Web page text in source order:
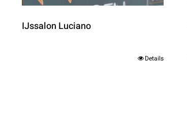
IJssalon Luciano
Details